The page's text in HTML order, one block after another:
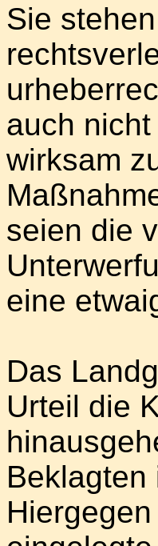
Sie
auch
wirksam
seien die
eine
Das
Urteil die